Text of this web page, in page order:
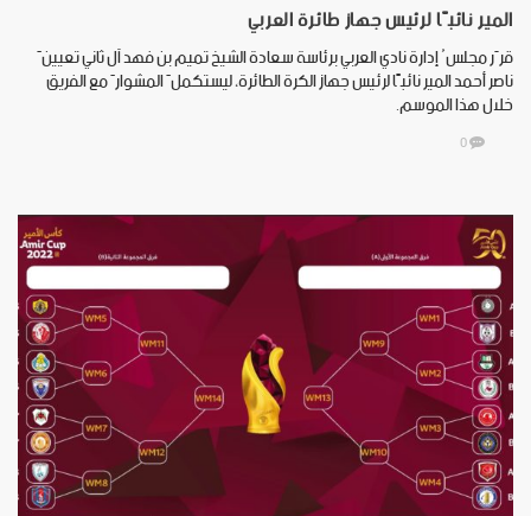
المير نائبًا لرئيس جهاز طائرة العربي
قرّر مجلسُ إدارة نادي العربي برئاسة سعادة الشيخ تميم بن فهد آل ثاني تعيينَ
ناصر أحمد المير نائبًا لرئيس جهاز الكرة الطائرة، ليستكملَ المشوارَ مع الفريق
خلال هذا الموسم.
0